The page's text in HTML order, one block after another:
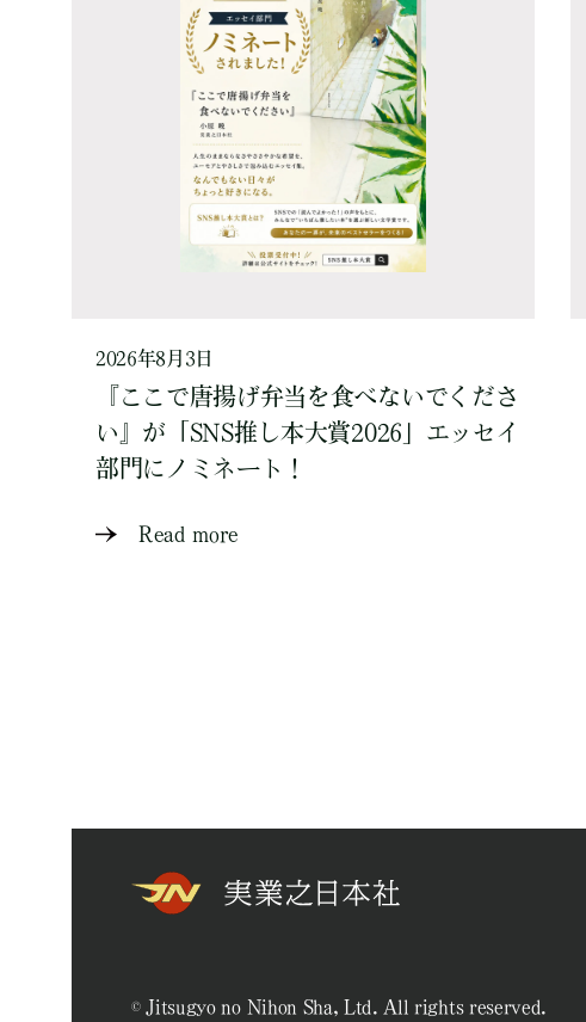
2026年8月3日
『ここで唐揚げ弁当を食べないでくださ
い』が「SNS推し本大賞2026」エッセイ
部門にノミネート！
Read more
© Jitsugyo no Nihon Sha, Ltd. All rights reserved.